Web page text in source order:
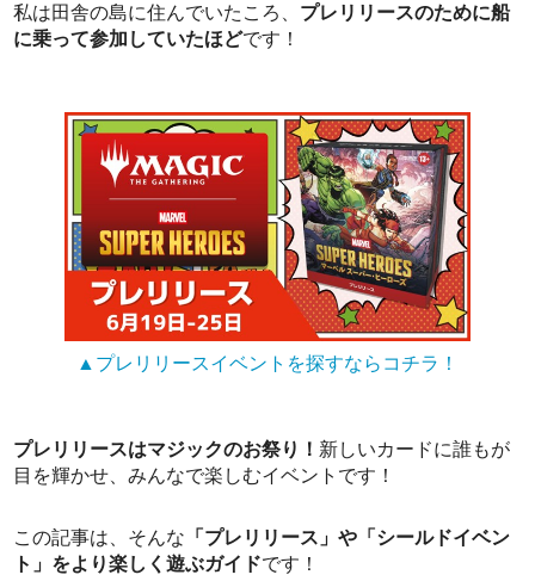
私は田舎の島に住んでいたころ、 プレリリースのために船
に乗って参加していたほどです！
▲プレリリースイベントを探すならコチラ！
プレリリースはマジックのお祭り！ 新しいカードに誰もが
目を輝かせ、みんなで楽しむイベントです！
この記事は、そんな 「プレリリース」や「シールドイベン
ト」をより楽しく遊ぶガイドです！